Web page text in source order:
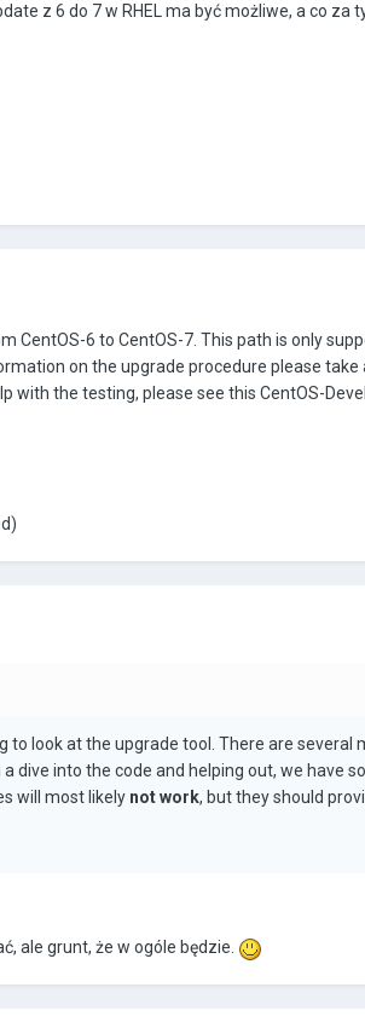
z 6 do 7 w RHEL ma być możliwe, a co
CentOS-6 to CentOS-7. This path is only
on the upgrade procedure please take
with the testing, please see this CentOS-
look at the upgrade tool. There are
dive into the code and helping out, we have
will most likely not work, but they should
ale grunt, że w ogóle będzie.